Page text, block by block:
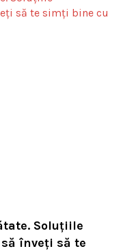
Soluțiile
înveți să te